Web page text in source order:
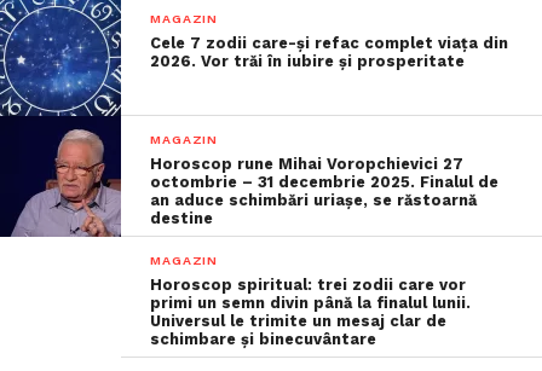
MAGAZIN
Cele 7 zodii care-și refac complet viața din
2026. Vor trăi în iubire și prosperitate
MAGAZIN
Horoscop rune Mihai Voropchievici 27
octombrie – 31 decembrie 2025. Finalul de
an aduce schimbări uriașe, se răstoarnă
destine
MAGAZIN
Horoscop spiritual: trei zodii care vor
primi un semn divin până la finalul lunii.
Universul le trimite un mesaj clar de
schimbare și binecuvântare